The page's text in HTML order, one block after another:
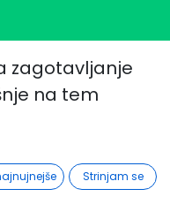
odkrivanje,
in povezuje
in organizacije v
in teoretičnimi
zagotavljanje
na tem
Strinjam se